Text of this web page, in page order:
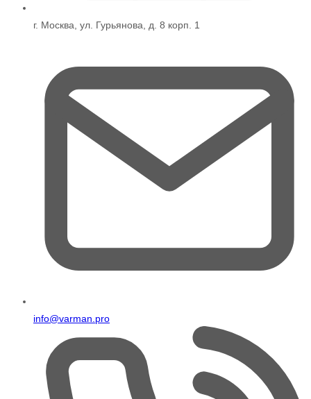
г. Москва, ул. Гурьянова, д. 8 корп. 1
info@varman.pro